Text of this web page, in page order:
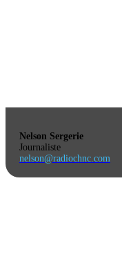
Nelson Sergerie
Journaliste
nelson@radiochnc.com